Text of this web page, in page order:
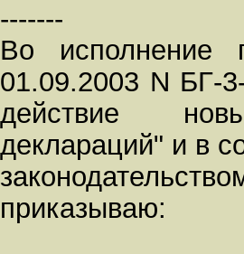
-------
Во исполнение
01.09.2003 N БГ-
действие
деклараций" и в
приказываю: